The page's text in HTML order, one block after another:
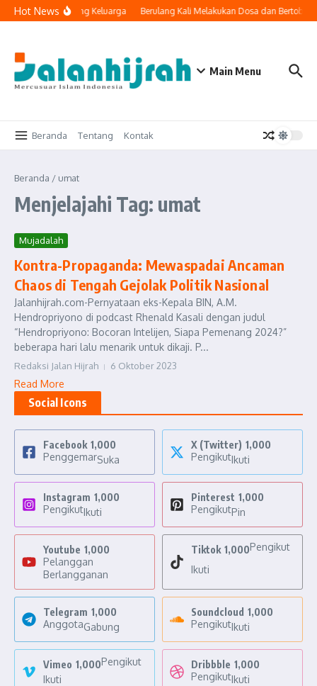
Lewati ke konten
Hot News
Masuk ke Ruang Keluarga Berulang Kali Melakukan Dosa dan Bertobat,
Main Menu
Beranda Tentang Kontak
Beranda / umat
Menjelajahi Tag: umat
Mujadalah
Kontra-Propaganda: Mewaspadai Ancaman
Chaos di Tengah Gejolak Politik Nasional
Jalanhijrah.com-Pernyataan eks-Kepala BIN, A.M.
Hendropriyono di podcast Rhenald Kasali dengan judul
“Hendropriyono: Bocoran Intelijen, Siapa Pemenang 2024?”
beberapa hari lalu menarik untuk dikaji. P...
Redaksi Jalan Hijrah 6 Oktober 2023
Read More
Social Icons
Facebook 1,000
PenggemarSuka
X (Twitter) 1,000
PengikutIkuti
Instagram 1,000
PengikutIkuti
Pinterest 1,000
PengikutPin
Youtube 1,000
Pelanggan
Berlangganan
Tiktok 1,000Pengikut
Ikuti
Telegram 1,000
AnggotaGabung
Soundcloud 1,000
PengikutIkuti
Vimeo 1,000Pengikut
Ikuti
Dribbble 1,000
PengikutIkuti